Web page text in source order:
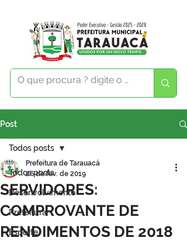
Post
Todos posts
Desenvolvimento
Prefeitura
Esporte
Todos posts
SERVIDORES:
COMPROVANTE DE
RENDIMENTOS DE 2018
Prefeitura de Tarauacá
26 de fev. de 2019